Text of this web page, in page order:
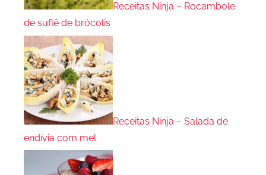
Receitas Ninja – Rocambole
de suflê de brócolis
Receitas Ninja – Salada de
endívia com mel